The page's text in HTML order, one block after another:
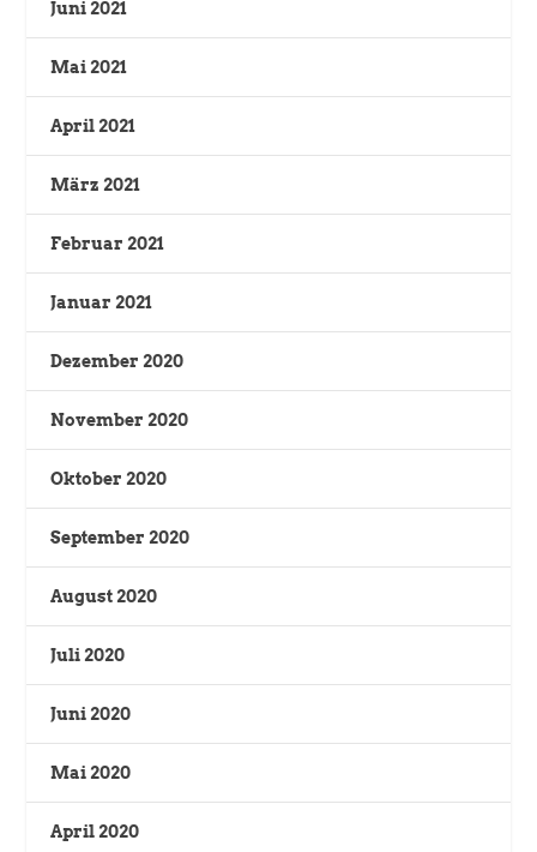
Juni 2021
Mai 2021
April 2021
März 2021
Februar 2021
Januar 2021
Dezember 2020
November 2020
Oktober 2020
September 2020
August 2020
Juli 2020
Juni 2020
Mai 2020
April 2020